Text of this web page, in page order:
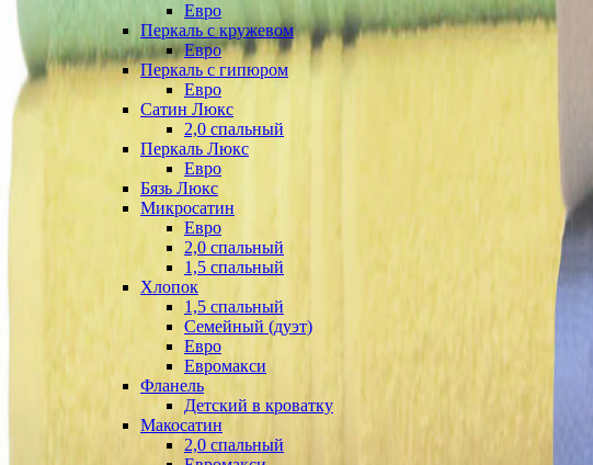
Евро
Перкаль с кружевом
Евро
Перкаль с гипюром
Евро
Сатин Люкс
2,0 спальный
Перкаль Люкс
Евро
Бязь Люкс
Микросатин
Евро
2,0 спальный
1,5 спальный
Хлопок
1,5 спальный
Семейный (дуэт)
Евро
Евромакси
Фланель
Детский в кроватку
Макосатин
2,0 спальный